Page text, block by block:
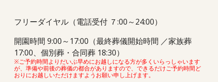
フリーダイヤル（電話受付 ７:00～24:00）
開園時間 9:00～17:00 （最終葬儀開始時間 ／家族葬
17:00、個別葬・合同葬 18:30）
※ご予約時間よりだいぶ早めにお越しになる方が多くいらっしゃいます
が、準備や前後の葬儀の都合がありますので、できるだけご予約時間ど
おりにお越しいただけますようお願い申し上げます。